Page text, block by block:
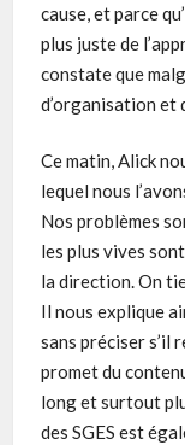
cause, et parce
plus juste de
constate que
d’organisation et
Ce matin, Alick
lequel nous
Nos problèmes
les plus vives
la direction. On
Il nous explique
sans préciser s’il
promet du
long et surtout
des SGES est